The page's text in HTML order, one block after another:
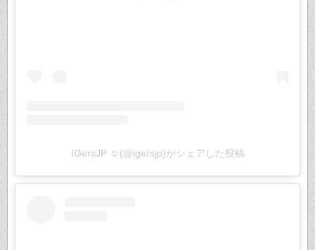
IGersJP ☺︎(@igersjp)がシェアした投稿